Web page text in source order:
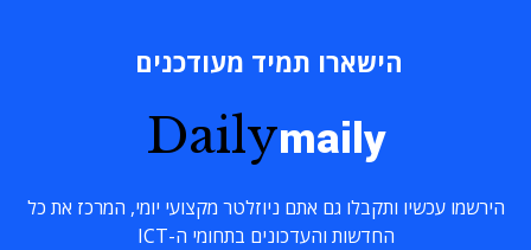
הישארו תמיד מעודכנים
Dailymaily
הירשמו עכשיו ותקבלו גם אתם ניוזלטר מקצועי יומי, המרכז את כל
החדשות והעדכונים בתחומי ה-ICT